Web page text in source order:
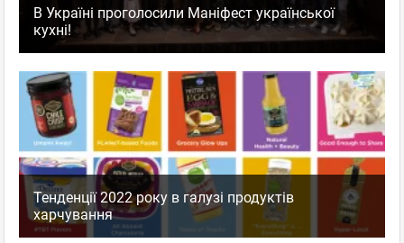
В Україні проголосили Маніфест української
кухні!
Тенденції 2022 року в галузі продуктів
харчування